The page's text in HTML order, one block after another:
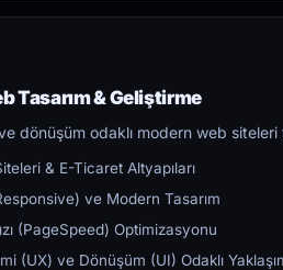
Tasarım & Geliştirme
ve dönüşüm odaklı modern web siteleri
& E-Ticaret Altyapıları
ve Modern Tasarım
(PageSpeed) Optimizasyonu
(UX) ve Dönüşüm (UI) Odaklı